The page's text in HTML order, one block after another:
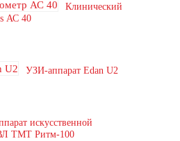
Клинический
АС 40
УЗИ-аппарат Edan U2
искусственной
ТМТ Ритм-100